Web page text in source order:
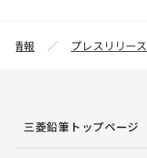
情報 プレスリリース
三菱鉛筆トップページ